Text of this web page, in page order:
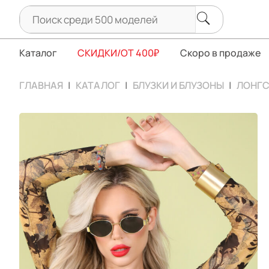
Каталог СКИДКИ/ОТ 400₽ Скоро в продаже
ГЛАВНАЯ КАТАЛОГ БЛУЗКИ И БЛУЗОНЫ